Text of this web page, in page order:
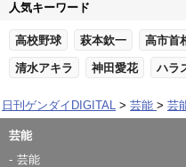
人気キーワード
高校野球 萩本欽一 高市首
清水アキラ 神田愛花 ハラ
日刊ゲンダイDIGITAL 芸能 芸
芸能
芸能